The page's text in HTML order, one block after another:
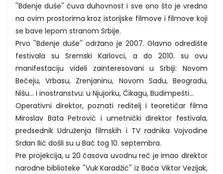
''Bdenje duše'' čuva duhovnost i sve ono što je vredno
na ovim prostorima kroz istorijske filmove i filmove koji
se bave lepom stranom Srbije.
Prvo ''Bdenje duše'' održano je 2007. Glavno odredište
festivala su Sremski Karlovci, a do 2010. su ovu
manifestaciju videli zainteresovani u Srbiji: Novom
Bečeju, Vrbasu, Zrenjaninu, Novom Sadu, Beogradu,
Nišu... i inostranstvu: u Njujorku, Čikagu, Budimpešti...
Operativni direktor, poznati reditelj i teoretičar filma
Miroslav Bata Petrović i umetnički direktor festivala,
predsednik Udruženja filmskih i TV radnika Vojvodine
Srđan Ilić došli su u Bač tog 10. septembra.
Pre projekcija, u 20 časova uvodnu reč je imao direktor
narodne biblioteke ''Vuk Karadžić'' iz Bača Viktor Vezijak,